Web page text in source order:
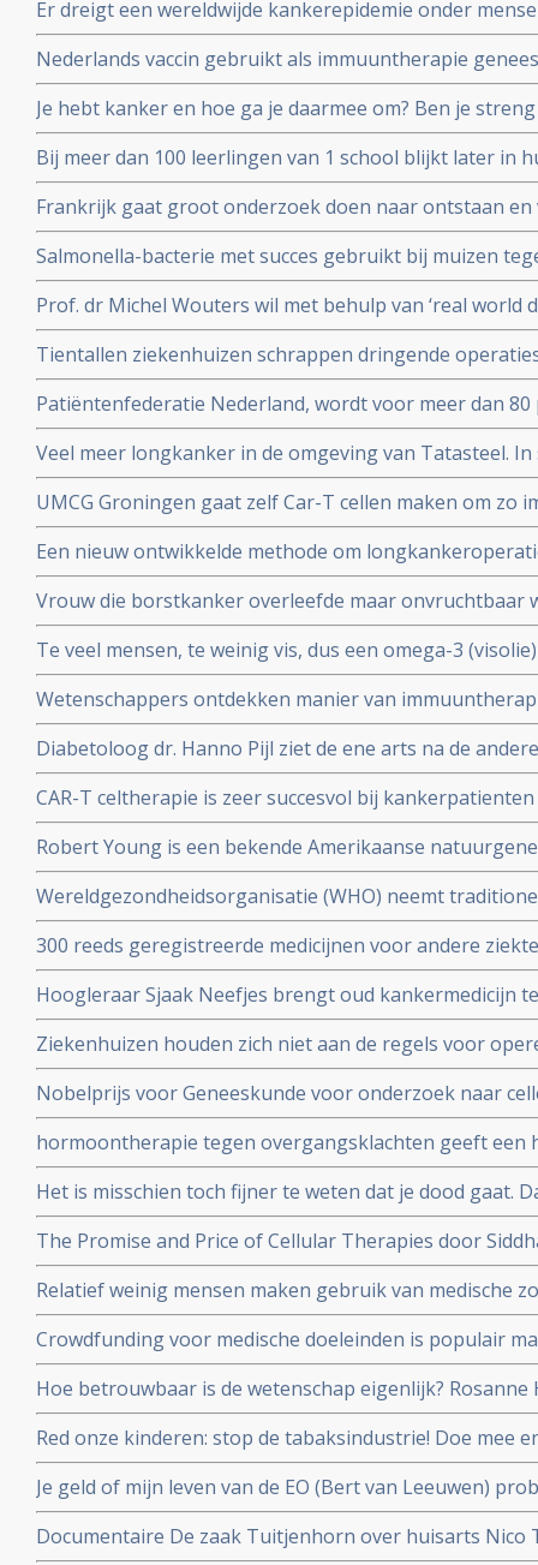
aan Radboud universiteit.
Er dreigt een wereldwijde kankerepidemie onder
aantal darmkankerpatienten stijgt enorm blijkt uit
corona vaccins?
Nederlands vaccin gebruikt als immuuntherapie
osteacarcinoom en honden met blaaskanker reageren
richt op het eiwit vimentine
Je hebt kanker en hoe ga je daarmee om? Ben je
anderen die het moeilijk hebben? Kennislink
Bij meer dan 100 leerlingen van 1 school blijkt later in
van een hersentumor voor te komen. Oorzaak is nog
Frankrijk gaat groot onderzoek doen naar ontstaan
endometriose met een nationaal plan van aanpak.
Salmonella-bacterie met succes gebruikt bij muizen
kankers. Blijkt uit onderzoek aan universiteit van
Prof. dr Michel Wouters wil met behulp van ‘real world
behandelprocessen verbeteren en studieresultaten
Tientallen ziekenhuizen schrappen dringende
operaties voor kankerpatienten en
Patiëntenfederatie Nederland, wordt voor meer dan
ministerie van Volksgezondheid en zorgverzekeraars
over hun onafhankelijkheid.
Veel meer longkanker in de omgeving van Tatasteel.
dan 50 procent meer longkanker voor in vergelijking
UMCG Groningen gaat zelf Car-T cellen maken om zo
cellen sneller en goedkoper te geven aan
Een nieuw ontwikkelde methode om
virtualrealitybril blijkt zeer succesvol. Aldus chirurgen
Vrouw die borstkanker overleefde maar onvruchtbaar
chemotherapie krijgt toch baby door ingevroren eitje
toe te passen.
Te veel mensen, te weinig vis, dus een omega-3
gepubliceerd in Nature
Wetenschappers ontdekken manier van
eiwit MR1 die voor alle vormen van kanker toepasbaar
Diabetoloog dr. Hanno Pijl ziet de ene arts na de
Nationaal gezondheidsplan om welvaartsziekten als
stoppen
CAR-T celtherapie is zeer succesvol bij
op te strenge milieueisen, stellen 4 Nederlandse top
Robert Young is een bekende Amerikaanse
boeken over niet toxische middelen en dieet maar
zijn verweer op video voor de Amerikaanse Commissie
Wereldgezondheidsorganisatie (WHO) neemt
TCM waaronder acupunctuur op in de International
Diseases and Related Health Problems (ICD).
300 reeds geregistreerde medicijnen voor andere
Oncology (ReDO) - hebben ook effect bij kanker blijkt
AntiCancer Fund
Hoogleraar Sjaak Neefjes brengt oud kankermedicijn
dit onderwerp in de uitzending van DWDD met Sjaak
Ziekenhuizen houden zich niet aan de regels voor
daarvoor gespecialiseerd ziekenhuis. Honderden
extra risico
Nobelprijs voor Geneeskunde voor onderzoek naar
hormoontherapie tegen overgangsklachten geeft een
werd gedacht. Blijkt uit grote meta-analyse van 58
Het is misschien toch fijner te weten dat je dood gaat.
ging aan longkanker maar blijft toch leven en vertelt
The Promise and Price of Cellular Therapies door
stamceltransplantatie naar CAR-T celtherapie
Relatief weinig mensen maken gebruik van medische
dat dit ook vergoed wordt, zo meldt de Europese
Crowdfunding voor medische doeleinden is populair
en oncologen maken zich zorgen
Hoe betrouwbaar is de wetenschap eigenlijk?
en Job de Vrieze bekijkt het van zijn kant in een
Red onze kinderen: stop de tabaksindustrie! Doe mee
door roken kanker kreeg en haar kinderen en alle
beschermen.
Je geld of mijn leven van de EO (Bert van Leeuwen)
patienten die alleen in het buitenland nog behandeld
Documentaire De zaak Tuitjenhorn over huisarts Nico